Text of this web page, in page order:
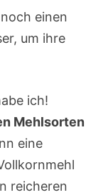
einen
um ihre
ich!
Mehlsorten
eine
reicheren